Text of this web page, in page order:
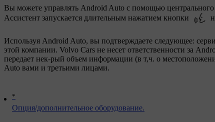
Вы можете управлять Android Auto с помощью центрального
Ассистент запускается длительным нажатием кнопки
Используя Android Auto, вы подтверждаете следующее:
этой компании. Volvo Cars не несет ответственности за
передает нек-рый объем информации (в т,ч. о
Auto вами и третьими лицами.
*
Опция/дополнительное оборудование.